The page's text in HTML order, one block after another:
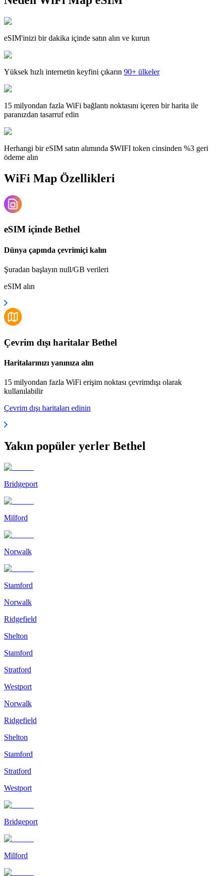
eSIM'inizi bir dakika içinde satın alın ve kurun
Yüksek hızlı internetin keyfini çıkarın 90+ ülkeler
15 milyondan fazla WiFi bağlantı noktasını içeren bir harita ile
paranızdan tasarruf edin
Herhangi bir eSIM satın alımında $WIFI token cinsinden %3 geri
ödeme alın
WiFi Map Özellikleri
eSIM içinde Bethel
Dünya çapında çevrimiçi kalın
Şuradan başlayın null/GB verileri
eSIM alın
Çevrim dışı haritalar Bethel
Haritalarınızı yanınıza alın
15 milyondan fazla WiFi erişim noktası çevrimdışı olarak
kullanılabilir
Çevrim dışı haritaları edinin
Yakın popüler yerler Bethel
Bridgeport
Milford
Norwalk
Stamford
Norwalk
Ridgefield
Shelton
Stamford
Stratford
Westport
Norwalk
Ridgefield
Shelton
Stamford
Stratford
Westport
Bridgeport
Milford